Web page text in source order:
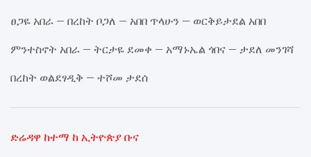
ፀጋዬ አበራ – በረከት ቦጋለ – አበበ ጥላሁን – ወርቅይታደል አበበ
ምንተስኖት አበራ – ትርታዬ ደመቀ – አማኑኤል ጎበና – ታደለ መንገሻ
በረከት ወልደፃዲቅ – ተሾመ ታደሰ
ድሬዳዋ ከተማ ከ ኢትዮጵያ ቡና